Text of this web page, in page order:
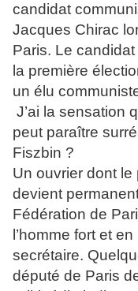
candidat
Jacques Chirac
Paris. Le
la première
un élu
J’ai la sensation
peut paraître
Fiszbin ?
Un ouvrier dont le
devient
Fédération de
l’homme fort et
secrétaire.
député de Paris